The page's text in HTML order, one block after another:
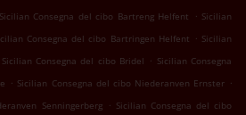
Sicilian Consegna del cibo Bartreng Helfent . Sicilian
Consegna del cibo Bartringen Helfent . Sicilian
Sicilian Consegna del cibo Bridel . Sicilian Consegna
. Sicilian Consegna del cibo Niederanven Ernster .
Senningerberg
. Sicilian Consegna del cibo